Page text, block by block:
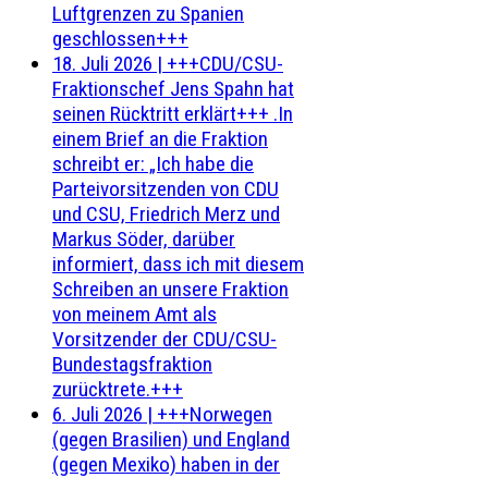
Luftgrenzen zu Spanien
geschlossen+++
18. Juli 2026 | +++CDU/CSU-
Fraktionschef Jens Spahn hat
seinen Rücktritt erklärt+++ .In
einem Brief an die Fraktion
schreibt er: „Ich habe die
Parteivorsitzenden von CDU
und CSU, Friedrich Merz und
Markus Söder, darüber
informiert, dass ich mit diesem
Schreiben an unsere Fraktion
von meinem Amt als
Vorsitzender der CDU/CSU-
Bundestagsfraktion
zurücktrete.+++
6. Juli 2026 | +++Norwegen
(gegen Brasilien) und England
(gegen Mexiko) haben in der